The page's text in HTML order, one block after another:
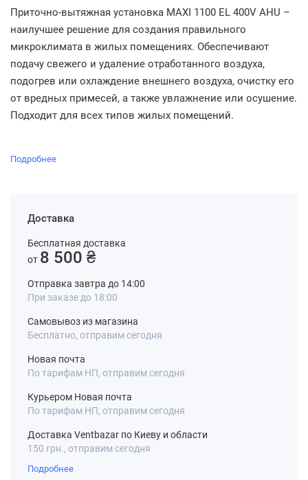
Приточно-вытяжная установка MAXI 1100 EL 400V AHU –
наилучшее решение для создания правильного
микроклимата в жилых помещениях. Обеспечивают
подачу свежего и удаление отработанного воздуха,
подогрев или охлаждение внешнего воздуха, очистку его
от вредных примесей, а также увлажнение или осушение.
Подходит для всех типов жилых помещений.
Подробнее
Доставка
Бесплатная доставка
от 8 500 ₴
Отправка завтра до 14:00
При заказе до 18:00
Самовывоз из магазина
Бесплатно, отправим сегодня
Новая почта
По тарифам НП, отправим сегодня
Курьером Новая почта
По тарифам НП, отправим сегодня
Доставка Ventbazar по Киеву и области
150 грн., отправим сегодня
Подробнее